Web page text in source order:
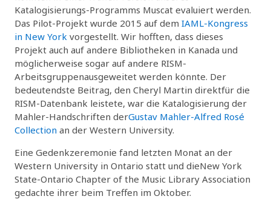
Katalogisierungs-Programms Muscat evaluiert werden.
Das Pilot-Projekt wurde 2015 auf dem IAML-Kongress
in New York vorgestellt. Wir hofften, dass dieses
Projekt auch auf andere Bibliotheken in Kanada und
möglicherweise sogar auf andere RISM-
Arbeitsgruppenausgeweitet werden könnte. Der
bedeutendste Beitrag, den Cheryl Martin direktfür die
RISM-Datenbank leistete, war die Katalogisierung der
Mahler-Handschriften derGustav Mahler-Alfred Rosé
Collection an der Western University.
Eine Gedenkzeremonie fand letzten Monat an der
Western University in Ontario statt und dieNew York
State-Ontario Chapter of the Music Library Association
gedachte ihrer beim Treffen im Oktober.